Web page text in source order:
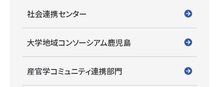
社会連携センター
大学地域コンソーシアム鹿児島
産官学コミュニティ連携部門